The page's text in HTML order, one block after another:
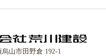
山市田野倉 192-1